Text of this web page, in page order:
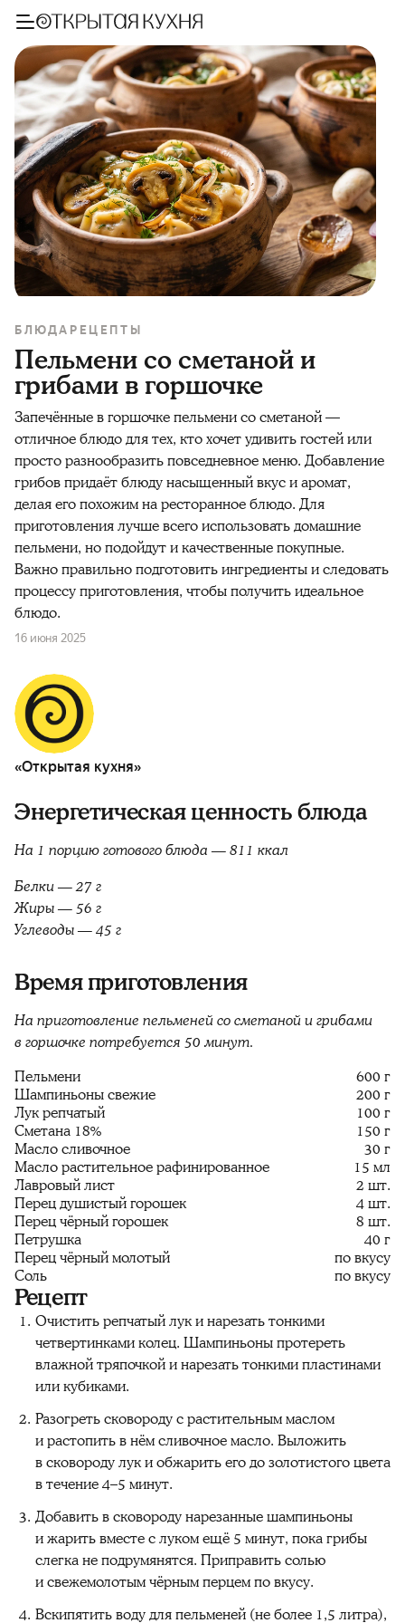
БЛЮДА РЕЦЕПТЫ
Пельмени со сметаной и
грибами в горшочке
Запечённые в горшочке пельмени со сметаной —
отличное блюдо для тех, кто хочет удивить гостей или
просто разнообразить повседневное меню. Добавление
грибов придаёт блюду насыщенный вкус и аромат,
делая его похожим на ресторанное блюдо. Для
приготовления лучше всего использовать домашние
пельмени, но подойдут и качественные покупные.
Важно правильно подготовить ингредиенты и следовать
процессу приготовления, чтобы получить идеальное
блюдо.
16 июня 2025
«Открытая кухня»
Энергетическая ценность блюда
На 1 порцию готового блюда — 811 ккал
Белки — 27 г
Жиры — 56 г
Углеводы — 45 г
Время приготовления
На приготовление пельменей со сметаной и грибами
в горшочке потребуется 50 минут.
Пельмени
600 г
Шампиньоны свежие
200 г
Лук репчатый
100 г
Сметана 18%
150 г
Масло сливочное
30 г
Масло растительное рафинированное
15 мл
Лавровый лист
2 шт.
Перец душистый горошек
4 шт.
Перец чёрный горошек
8 шт.
Петрушка
40 г
Перец чёрный молотый
по вкусу
Соль
по вкусу
Рецепт
Очистить репчатый лук и нарезать тонкими
четвертинками колец. Шампиньоны протереть
влажной тряпочкой и нарезать тонкими пластинами
или кубиками.
Разогреть сковороду с растительным маслом
и растопить в нём сливочное масло. Выложить
в сковороду лук и обжарить его до золотистого цвета
в течение 4–5 минут.
Добавить в сковороду нарезанные шампиньоны
и жарить вместе с луком ещё 5 минут, пока грибы
слегка не подрумянятся. Приправить солью
и свежемолотым чёрным перцем по вкусу.
Вскипятить воду для пельменей (не более 1,5 литра),